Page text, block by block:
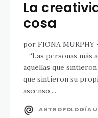
La
cosa
por FIONA MURPHY
aquellas que
que sintieron su
ascenso,...
ANTROPOLOGÍA